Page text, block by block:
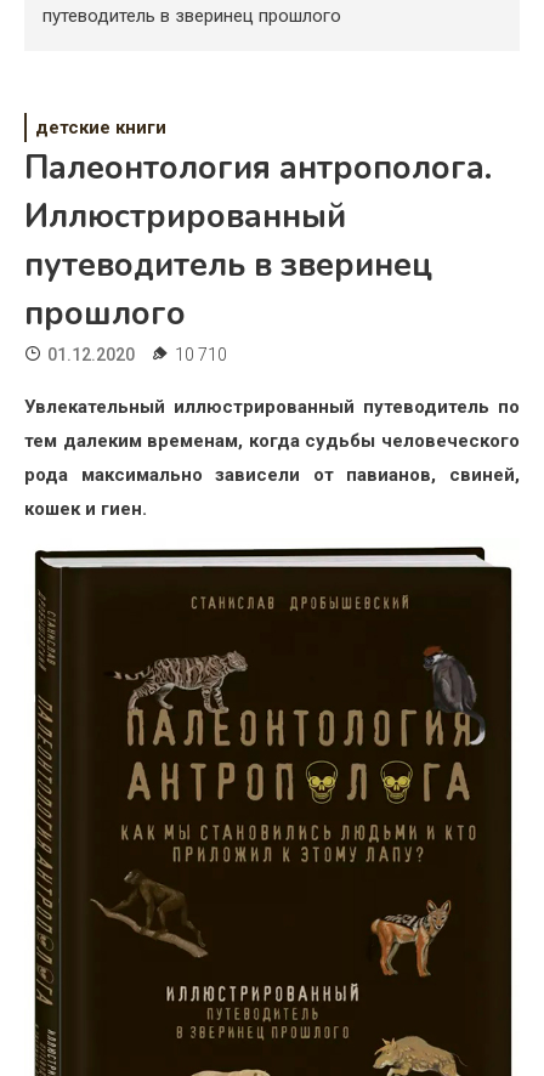
Психология
Дом
Жизнь
Хобби
Красота
путеводитель в зверинец прошлого
детские книги
Палеонтология антрополога.
Иллюстрированный
путеводитель в зверинец
прошлого
01.12.2020 10 710
Увлекательный иллюстрированный путеводитель по
тем далеким временам, когда судьбы человеческого
рода максимально зависели от павианов, свиней,
кошек и гиен.